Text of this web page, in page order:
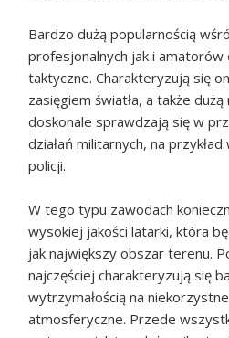
Bardzo dużą popularnością
profesjonalnych jak i amatorów
taktyczne. Charakteryzują się
zasięgiem światła, a także
doskonale sprawdzają się w
działań militarnych, na
policji.
W tego typu zawodach
wysokiej jakości latarki, która
jak największy obszar terenu.
najczęściej charakteryzują się
wytrzymałością na
atmosferyczne. Przede